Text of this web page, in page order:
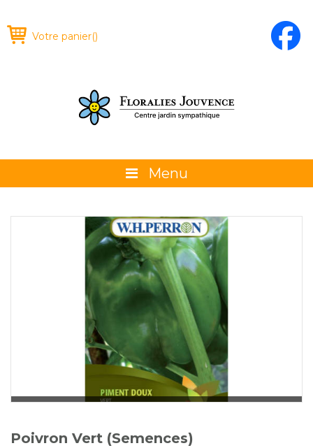
Votre panier()
Menu
La boutique
Promotions et évènements
Conseils
Glossaire
Calendrier horticole
Emplois
Service à la clientèle
Poivron Vert (Semences)